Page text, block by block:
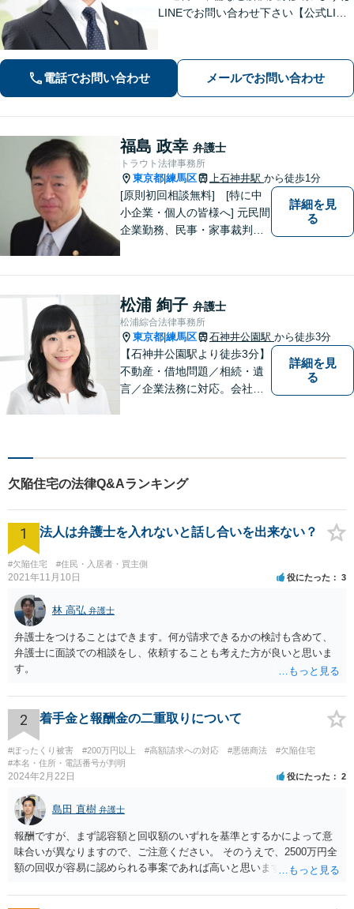
LINEでお問い合わせ下さい【公式LINE
案内します。
電話でお問い合わせ メールでお問い合わせ
福島 政幸 弁護士
トラウト法律事務所
東京都 練馬区 上石神井駅 から徒歩1分
[原則初回相談無料] [特に中
小企業・個人の皆様へ] 元民間
企業勤務、民事・家事裁判官
として、オールラウンドに対
応します。
詳細を見
る
松浦 絢子 弁護士
松浦綜合法律事務所
東京都 練馬区 石神井公園駅 から徒歩3分
【石神井公園駅より徒歩3分】
不動産・借地問題／相続・遺
言／企業法務に対応。会社員
詳細を見
る
欠陥住宅の法律Q&Aランキング
1 法人は弁護士を入れないと話し合いを出来ない？
#欠陥住宅 #住民・入居者・買主側
2021年11月10日 役にたった 3
林 高弘 弁護士
弁護士をつけることはできます。何が請求できるかの検討も含めて、
弁護士に面談での相談をし、依頼することも考えた方が良いと思いま
す。
2 着手金と報酬金の二重取りについて
#ぼったくり被害 #200万円以上 #高額請求への対応 #悪徳商法
#欠陥住宅
#本名・住所・電話番号が判明
2024年2月22日 役にたった 2
島田 直樹 弁護士
報酬ですが、まず認容額と回収額のいずれを基準とするかによって意
味合いが異なりますので、ご注意ください。 そのうえで、2500万円全
額の回収が容易に認められる事案であれば高いと思います。 他方、回
高いとは思えません。